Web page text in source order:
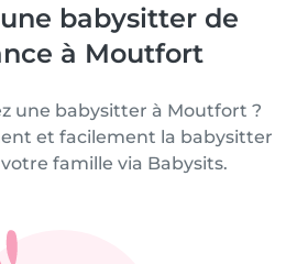
babysitter de
à Moutfort
une babysitter à Moutfort ?
et facilement la babysitter
famille via Babysits.